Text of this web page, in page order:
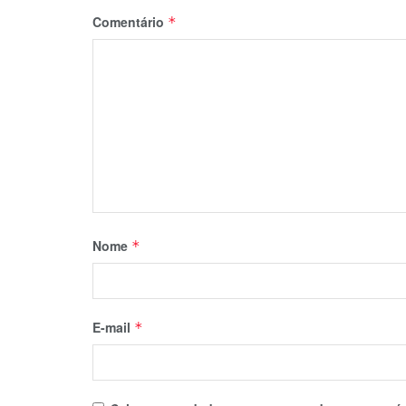
Comentário *
Nome *
E-mail *